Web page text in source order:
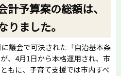
計予算案の総額は、
りました。
議会で可決された「自治基本条
、4月1日から本格運用され、市
もに、子育て支援では市内すべ